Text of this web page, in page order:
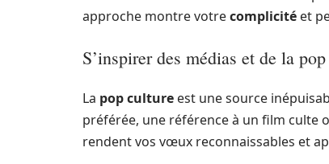
approche montre votrecomplicité et
S’inspirer des médias et de la
La pop culture est une source
préférée, une référence à un film culte
rendent vos vœux reconnaissables et